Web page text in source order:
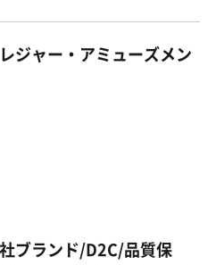
ジャー・アミューズメン
ブランド/D2C/品質保